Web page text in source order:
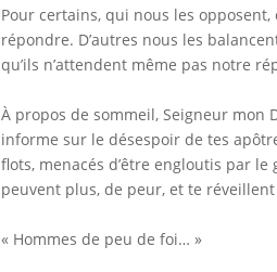
Pour certains, qui nous les
répondre. D’autres nous les
qu’ils n’attendent même pas notre
À propos de sommeil, Seigneur mon
informe sur le désespoir de tes
flots, menacés d’être engloutis par
peuvent plus, de peur, et te
« Hommes de peu de foi… »